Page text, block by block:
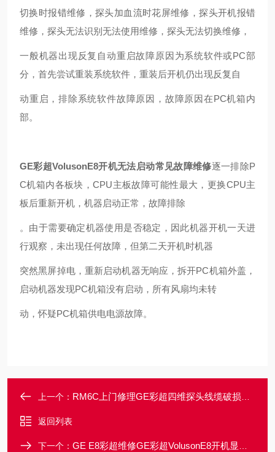
切换时报错维修，探头加血流时花屏维修，探头开机报错
维修，探头无法识别无法使用维修，探头无法切换维修，
一般机器出现反复自动重启故障原因为系统软件或PC部
分，首先尝试重装系统软件，重装后开机仍出现反复自
动重启，排除系统软件故障原因，故障原因在PC机箱内
部。
GE彩超VolusonE8开机无法启动常见故障维修逐一排除P
C机箱内各板块，CPU主板故障可能性最大，更换CPU主
板后重新开机，机器启动正常，故障排除
。由于需要确定机器使用是否稳定，因此机器开机一天进
行观察，未出现任何故障，但第二天开机时机器
突然黑屏掉电，重新启动机器无响应，拆开PC机箱外盖，
启动机器发现PC机箱没有启动，所有风扇均未转
动，怀疑PC机箱供电电源故障。
上一个： RM6C上门修理GE彩超四维探头线缆破损破裂脱落故障维修
返回列表
下一个： GE E8彩超维修GE彩超VolusonE8开机显示无信号故障维修